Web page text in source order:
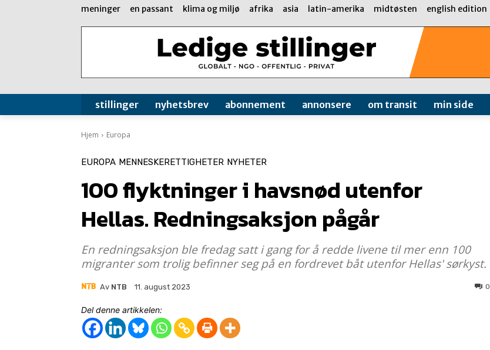
meninger en passant klima og miljø afrika asia latin-amerika midtøsten english edition
stillinger nyhetsbrev abonnement annonsere om transit min side
Hjem Europa
EUROPA MENNESKERETTIGHETER NYHETER
100 flyktninger i havsnød utenfor
Hellas. Redningsaksjon pågår
En redningsaksjon ble fredag satt i gang for å redde livene til mer enn 100
migranter som trolig befinner seg på en fordrevet båt utenfor Hellas' sørkyst.
Av NTB 11. august 2023 0
Del denne artikkelen: